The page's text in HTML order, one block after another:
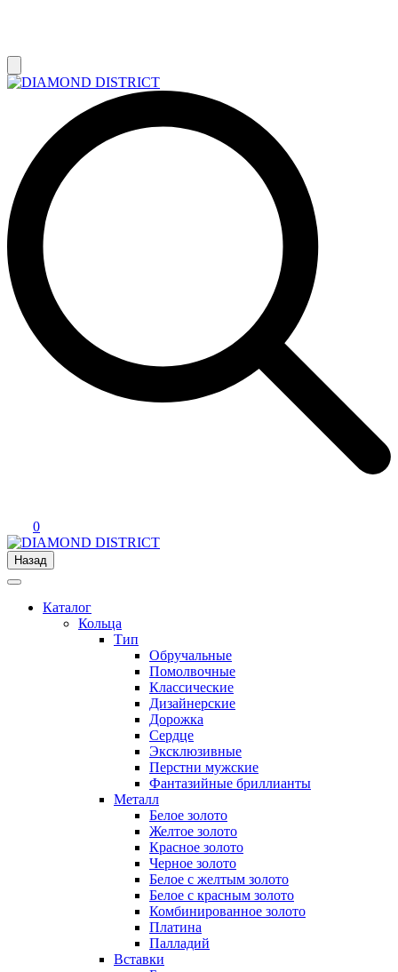
0
Назад
Каталог
Кольца
Тип
Обручальные
Помолвочные
Классические
Дизайнерские
Дорожка
Сердце
Эксклюзивные
Перстни мужские
Фантазийные бриллианты
Металл
Белое золото
Желтое золото
Красное золото
Черное золото
Белое с желтым золото
Белое с красным золото
Комбинированное золото
Платина
Палладий
Вставки